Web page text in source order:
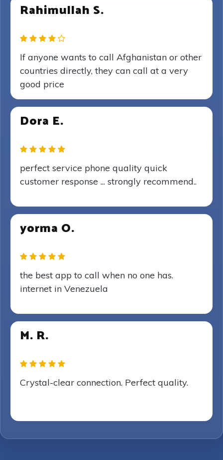
Rahimullah S.
If anyone wants to call Afghanistan or other
countries directly, they can call at a very
good price
Dora E.
perfect service phone quality quick
customer response ... strongly recommend..
yorma O.
the best app to call when no one has.
internet in Venezuela
M. R.
Crystal-clear connection. Perfect quality.